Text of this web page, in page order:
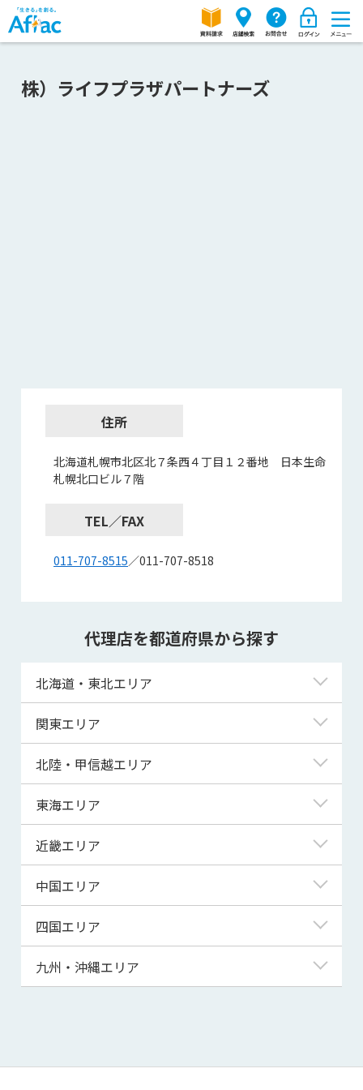
株）ライフプラザパートナーズ
住所
北海道札幌市北区北７条西４丁目１２番地 日本生命
札幌北口ビル７階
TEL／FAX
011-707-8515／011-707-8518
代理店を都道府県から探す
北海道・東北エリア
北海道
青森県
宮城県
秋田県
山形県
関東エリア
東京都
神奈川県
埼玉県
千葉県
茨城県
群馬県
北陸・甲信越エリア
新潟県
富山県
福井県
山梨県
長野県
東海エリア
岐阜県
静岡県
三重県
近畿エリア
滋賀県
京都府
大阪府
兵庫県
和歌山県
中国エリア
鳥取県
島根県
山口県
四国エリア
徳島県
高知県
九州・沖縄エリア